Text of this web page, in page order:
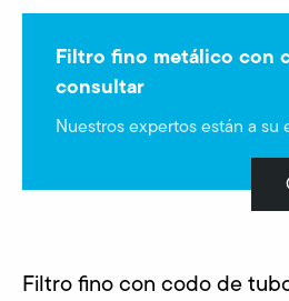
Filtro fino metálico con
consultar
Nuestros expertos están a
Filtro fino con codo de